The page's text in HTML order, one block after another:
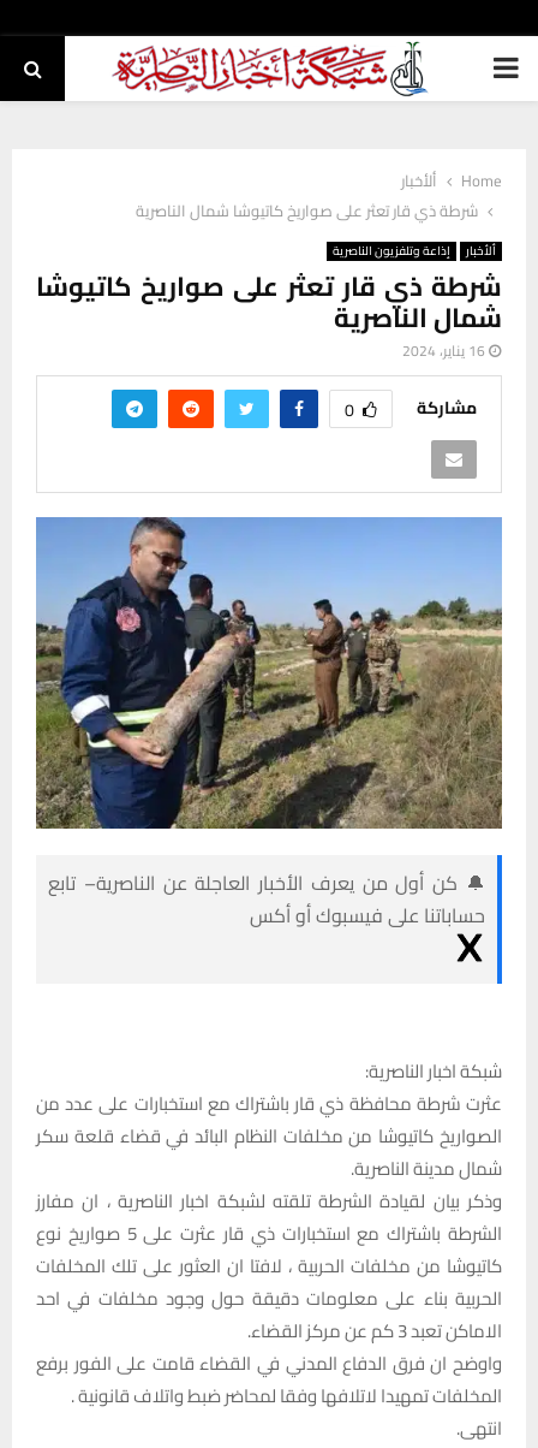
PRIMARY
Home
ألأخبار
شرطة ذي قار تعثر على صواريخ كاتيوشا شمال الناصرية
ألأخبار إذاعة وتلفزيون الناصرية
شرطة ذي قار تعثر على صواريخ كاتيوشا
شمال الناصرية
16 يناير، 2024
مشاركة 0
🔔 كن أول من يعرف الأخبار العاجلة عن الناصرية– تابع
حساباتنا على فيسبوك أو أكس
شبكة اخبار الناصرية:
عثرت شرطة محافظة ذي قار باشتراك مع استخبارات على عدد من
الصواريخ كاتيوشا من مخلفات النظام البائد في قضاء قلعة سكر
شمال مدينة الناصرية.
وذكر بيان لقيادة الشرطة تلقته لشبكة اخبار الناصرية ، ان مفارز
الشرطة باشتراك مع استخبارات ذي قار عثرت على 5 صواريخ نوع
كاتيوشا من مخلفات الحربية ، لافتا ان العثور على تلك المخلفات
الحربية بناء على معلومات دقيقة حول وجود مخلفات في احد
الاماكن تعبد 3 كم عن مركز القضاء.
واوضح ان فرق الدفاع المدني في القضاء قامت على الفور برفع
المخلفات تمهيدا لاتلافها وفقا لمحاضر ضبط واتلاف قانونية .
انتهى.